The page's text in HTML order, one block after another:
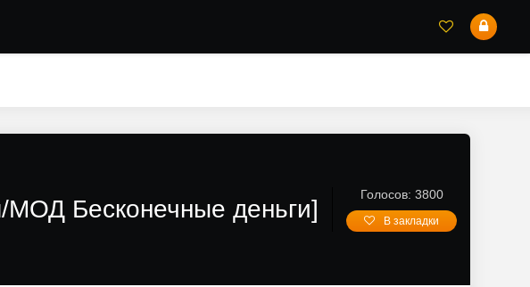
Бесконечные деньги]
Голосов: 3800
В закладки